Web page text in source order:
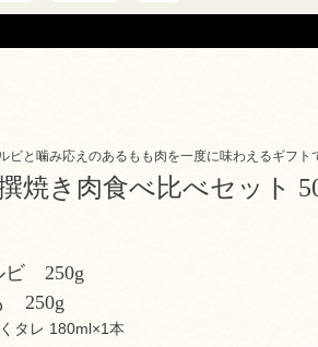
ビと噛み応えのあるもも肉を一度に味わえるギフト
焼き肉食べ比べセット
ビ 250g
250g
タレ 180ml×1本